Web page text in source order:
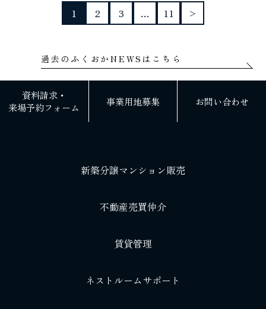
1 2 3 … 11 >
過去のふくおかNEWSはこちら
資料請求・
来場予約フォーム
事業用地募集 お問い合わせ
新築分譲マンション販売
不動産売買仲介
賃貸管理
ネストルームサポート